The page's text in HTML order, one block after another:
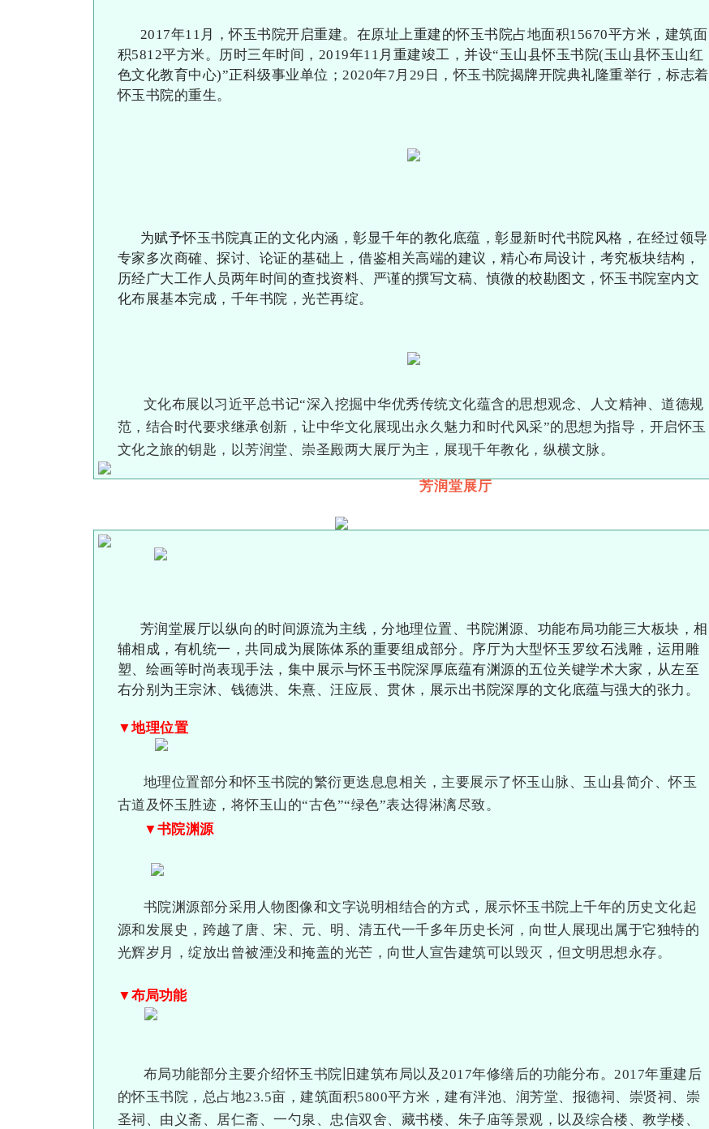
2017年11月，怀玉书院开启重建。在原址上重建的怀玉书院占地面积15670平方米，建筑面
积5812平方米。历时三年时间，2019年11月重建竣工，并设“玉山县怀玉书院(玉山县怀玉山红
色文化教育中心)”正科级事业单位；2020年7月29日，怀玉书院揭牌开院典礼隆重举行，标志着
怀玉书院的重生。
为赋予怀玉书院真正的文化内涵，彰显千年的教化底蕴，彰显新时代书院风格，在经过领导
专家多次商確、探讨、论证的基础上，借鉴相关高端的建议，精心布局设计，考究板块结构，
历经广大工作人员两年时间的查找资料、严谨的撰写文稿、慎微的校勘图文，怀玉书院室内文
化布展基本完成，千年书院，光芒再绽。
文化布展以习近平总书记“深入挖掘中华优秀传统文化蕴含的思想观念、人文精神、道德规
范，结合时代要求继承创新，让中华文化展现出永久魅力和时代风采”的思想为指导，开启怀玉
文化之旅的钥匙，以芳润堂、崇圣殿两大展厅为主，展现千年教化，纵横文脉。
芳润堂展厅
芳润堂展厅以纵向的时间源流为主线，分地理位置、书院渊源、功能布局功能三大板块，相
辅相成，有机统一，共同成为展陈体系的重要组成部分。 序厅为大型怀玉罗纹石浅雕，运用雕
塑、绘画等时尚表现手法，集中展示与怀玉书院深厚底蕴有渊源的五位关键学术大家，从左至
右分别为王宗沐、钱德洪、朱熹、汪应辰、贯休，展示出书院深厚的文化底蕴与强大的张力。
▼地理位置
地理位置部分和怀玉书院的繁衍更迭息息相关，主要展示了怀玉山脉、玉山县简介、怀玉
古道及怀玉胜迹，将怀玉山的“古色”“绿色”表达得淋漓尽致。
▼书院渊源
书院渊源部分采用人物图像和文字说明相结合的方式，展示怀玉书院上千年的历史文化起
源和发展史，跨越了唐、宋、元、明、清五代一千多年历史长河，向世人展现出属于它独特的
光辉岁月，绽放出曾被湮没和掩盖的光芒，向世人宣告建筑可以毁灭，但文明思想永存。
▼布局功能
布局功能部分主要介绍怀玉书院旧建筑布局以及2017年修缮后的功能分布。2017年重建后
的怀玉书院，总占地23.5亩，建筑面积5800平方米，建有泮池、润芳堂、报德祠、崇贤祠、崇
圣祠、由义斋、居仁斋、一勺泉、忠信双舍、藏书楼、朱子庙等景观，以及综合楼、教学楼、